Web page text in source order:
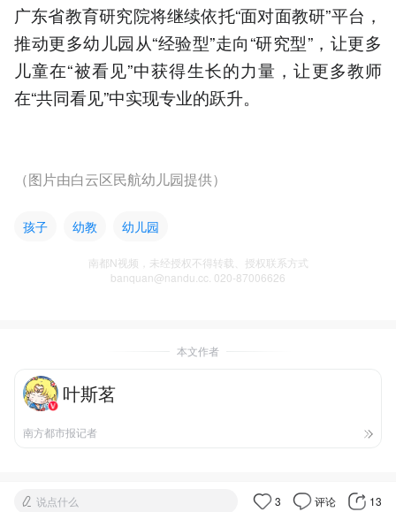
广东省教育研究院将继续依托“面对面教研”平台，
推动更多幼儿园从“经验型”走向“研究型”，让更多
儿童在“被看见”中获得生长的力量，让更多教师
在“共同看见”中实现专业的跃升。
（图片由白云区民航幼儿园提供）
孩子 幼教 幼儿园
南都N视频，未经授权不得转载、授权联系方式
banquan@nandu.cc. 020-87006626
本文作者
叶斯茗
南方都市报记者
说点什么 3 评论 13